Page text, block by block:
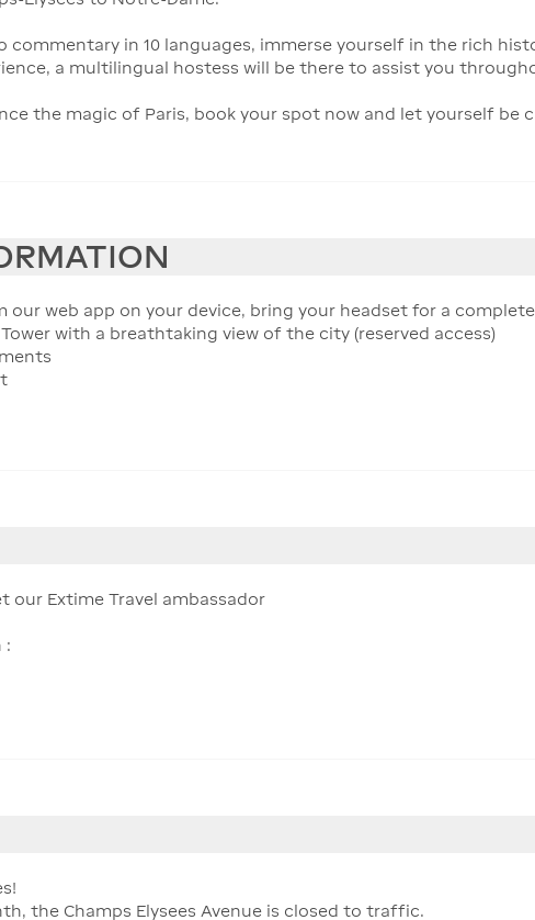
commentary in 10 languages, immerse yourself in the rich
a multilingual hostess will be there to assist you
the magic of Paris, book your spot now and let yourself be
web app on your device, bring your headset for a
with a breathtaking view of the city (reserved access)
our Extime Travel ambassador
:
the Champs Elysees Avenue is closed to traffic.